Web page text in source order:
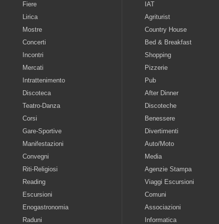
Fiere
Lirica
Mostre
Concerti
Incontri
Mercati
Intrattenimento
Discoteca
Teatro-Danza
Corsi
Gare-Sportive
Manifestazioni
Convegni
Riti-Religiosi
Reading
Escursioni
Enogastronomia
Raduni
IAT
Agriturist
Country House
Bed & Breakfast
Shopping
Pizzerie
Pub
After Dinner
Discoteche
Benessere
Divertimenti
Auto/Moto
Media
Agenzie Stampa
Viaggi Escursioni
Comuni
Associazioni
Informatica